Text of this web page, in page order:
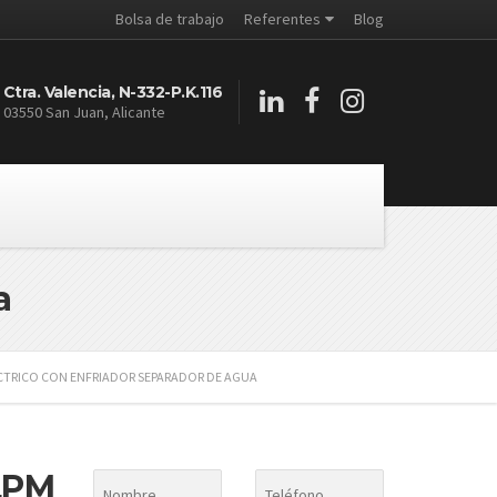
Bolsa de trabajo Referentes Blog
Ctra. Valencia, N-332-P.K.116
03550 San Juan, Alicante
CON ENFRIADOR SEPARADOR DE AGUA